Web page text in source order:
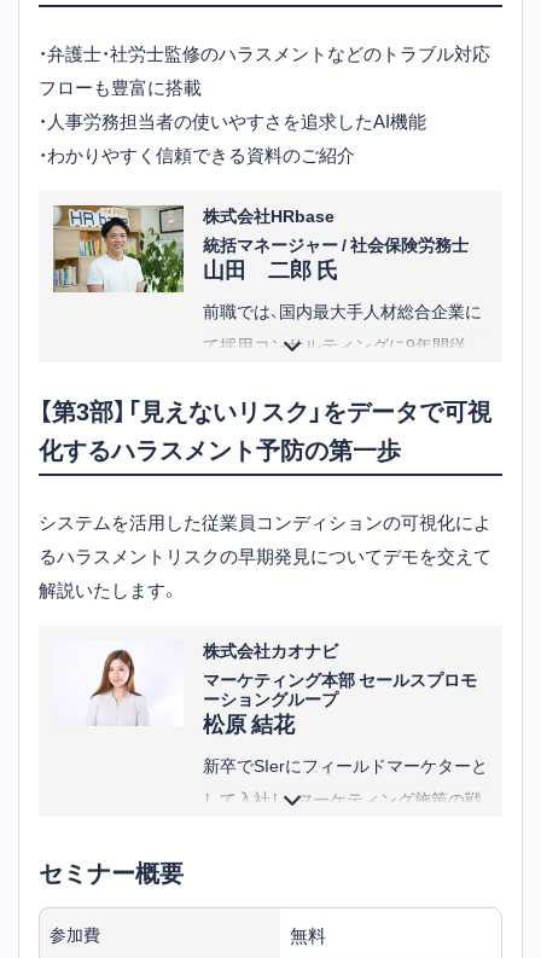
領域に関する分野を中心として、幅広
野では、事業会社だけでなく社労士事
務所の顧問としても労務相談を受け
交渉、社内不祥事対応、社内規則整備、
人事労務デューデリジェンス等の豊
富な経験があり、特に紛争対応に注力
している。
※役職等は講演当時のものです
・弁護士・社労士監修のハラスメントなどのトラブル対応
フローも豊富に搭載
・人事労務担当者の使いやすさを追求したAI機能
・わかりやすく信頼できる資料のご紹介
株式会社HRbase
統括マネージャー / 社会保険労務士
山田 二郎 氏
前職では、国内最大手人材総合企業に
て採用コンサルティングに9年間従
当時部長として最大50名規模の組織
のマネジメント経験を持つ。
現在はHRbaseでは、全サービスのビ
ジネスサイドの責任者として活躍す
る一方で社労士としての実務も担い
※役職等は講演当時のものです
【第3部】「見えないリスク」をデータで可視
化するハラスメント予防の第一歩
システムを活用した従業員コンディションの可視化によ
るハラスメントリスクの早期発見についてデモを交えて
解説いたします。
株式会社カオナビ
マーケティング本部 セールスプロモ
ーショングループ
松原 結花
新卒でSIerにフィールドマーケターと
して入社し、マーケティング施策の戦
セミナー概要
参加費 無料